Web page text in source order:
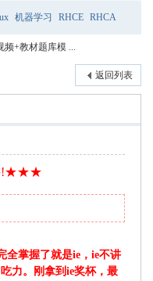
机器学习 RHCE RHCA
频+教材题库模 ...
返回列表
!★★★
全掌握了就是ie，ie不讲
力。刚拿到ie奖杯，最